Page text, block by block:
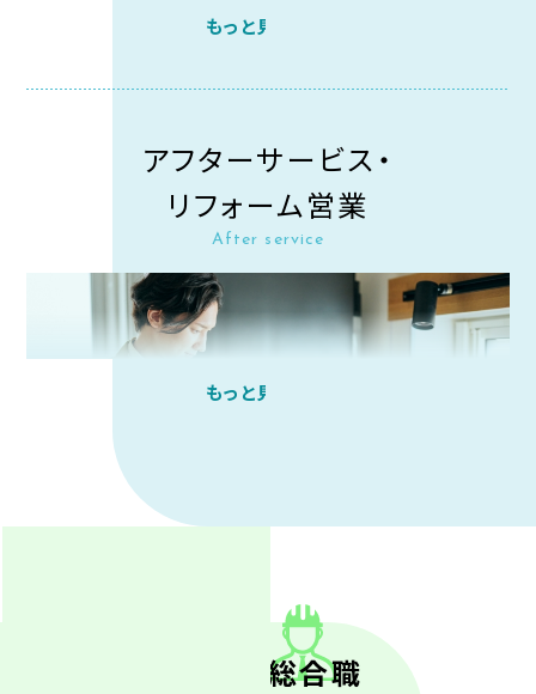
住宅会社ならではの
営業部門や設計部門等からの依頼を受け、プランニング・
見積もり・打ち合わせを行います。施工以降は、社内他部
エクステリアは家の見え方や全体の雰囲気、時には建物
ための重要な役割を担っています。
外構デザイン
CADでの
見積りと
アフター
フォロー
etc...
もっと見る
アフターサービス・
リフォーム営業
After service
当社で建築・購入いただいたオーナー様宅の定期点検・
もっと見る
技術系総合職